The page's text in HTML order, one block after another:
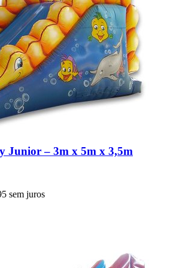
Junior – 3m x 5m x 3,5m
sem juros